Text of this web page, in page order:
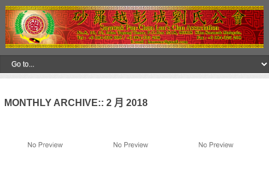
MONTHLY ARCHIVE:: 2 月 2018